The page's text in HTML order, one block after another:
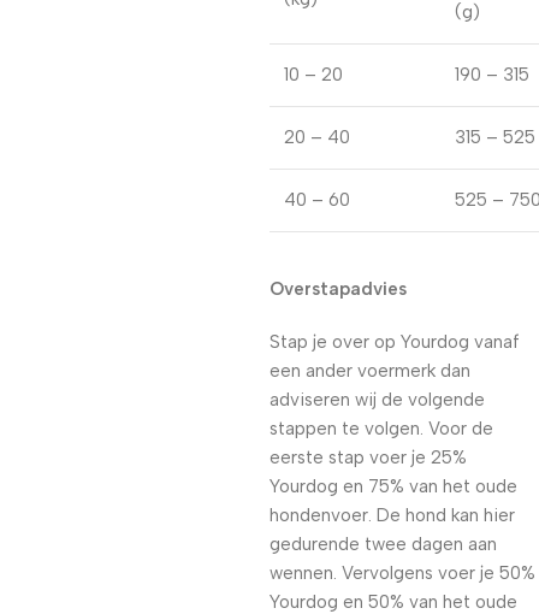
(g)
10 – 20 190 – 315
20 – 40 315 – 525
40 – 60 525 –
Overstapadvies
Stap je over op Yourdog vanaf
een ander voermerk dan
adviseren wij de volgende
stappen te volgen. Voor de
eerste stap voer je 25%
Yourdog en 75% van het oude
hondenvoer. De hond kan hier
gedurende twee dagen aan
wennen. Vervolgens voer je 50%
Yourdog en 50% van het oude